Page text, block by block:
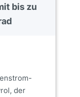
bis zu
der